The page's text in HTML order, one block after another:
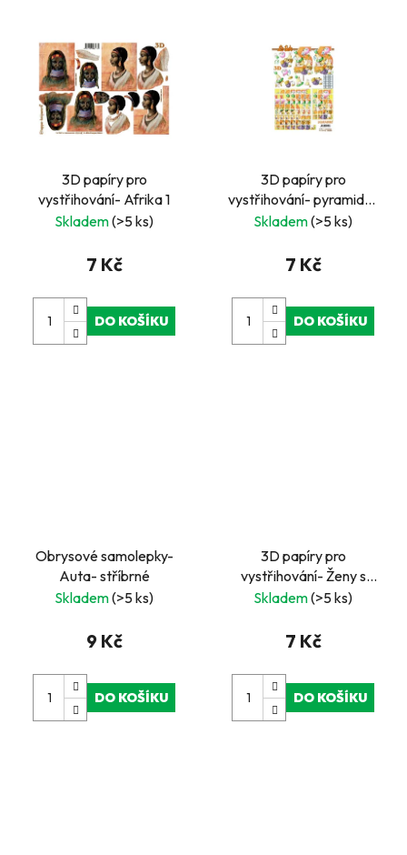
3D papíry pro
vystřihování- Afrika 1
Skladem(>5 ks)
7 Kč
DO KOŠÍKU
3D papíry pro
vystřihování- pyramida-
čtvercové- narozeniny-
Skladem(>5 ks)
7 Kč
DO KOŠÍKU
Obrysové samolepky-
Auta- stříbrné
Skladem(>5 ks)
9 Kč
DO KOŠÍKU
3D papíry pro
vystřihování- Ženy s
vlkem a pumou
Skladem(>5 ks)
7 Kč
DO KOŠÍKU